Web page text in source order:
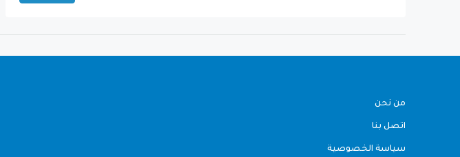
من نحن
اتصل بنا
سياسة الخصوصية